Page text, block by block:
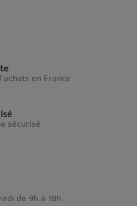
en France
sécurisé
de 9h à 18h